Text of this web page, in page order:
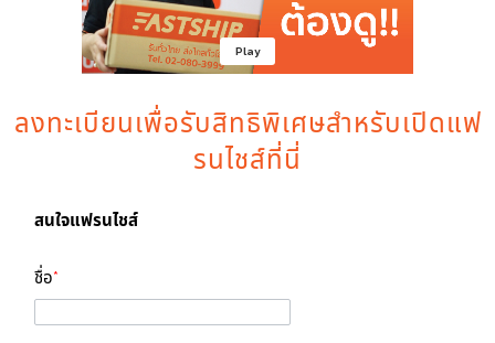
ลงทะเบียนเพื่อรับสิทธิพิเศษสำหรับเปิดแฟ
รนไชส์ที่นี่
สนใจแฟรนไชส์
ชื่อ*